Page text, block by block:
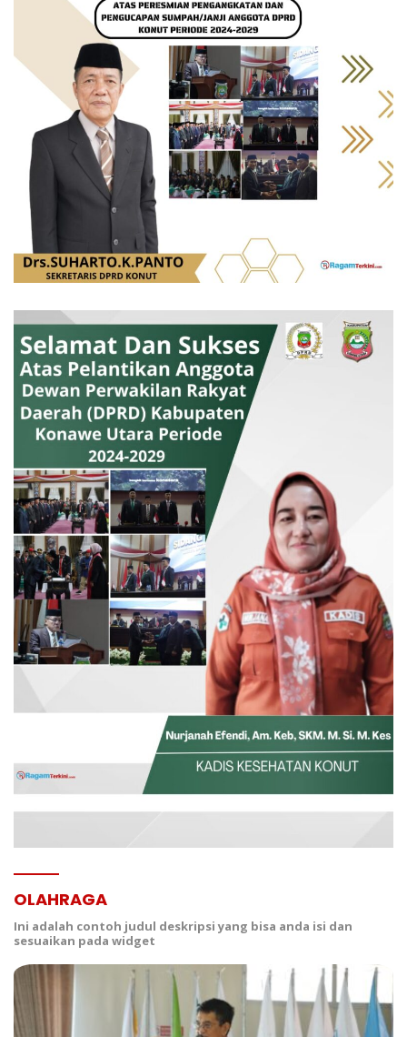
OLAHRAGA
Ini adalah contoh judul deskripsi yang bisa anda isi dan
sesuaikan pada widget